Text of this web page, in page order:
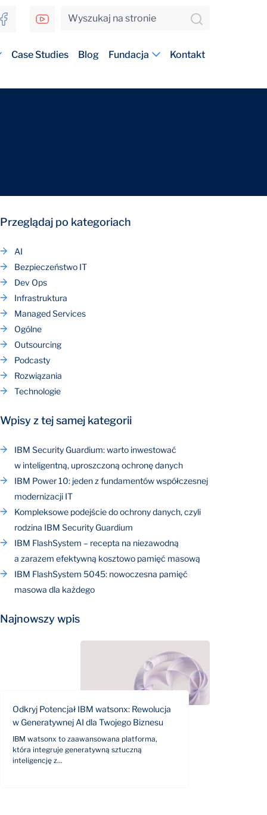
Case Studies Blog Fundacja Kontakt
Przeglądaj po kategoriach
AI
Bezpieczeństwo IT
Dev Ops
Infrastruktura
Managed Services
Ogólne
Outsourcing
Podcasty
Rozwiązania
Technologie
Wpisy z tej samej kategorii
IBM Security Guardium: warto inwestować
w inteligentną, uproszczoną ochronę danych
IBM Power 10: jeden z fundamentów współczesnej
modernizacji IT
Kompleksowe podejście do ochrony danych, czyli
rodzina IBM Security Guardium
IBM FlashSystem – recepta na niezawodną
a zarazem efektywną kosztowo pamięć masową
IBM FlashSystem 5045: nowoczesna pamięć
masowa dla każdego
Najnowszy wpis
Odkryj Potencjał IBM watsonx: Rewolucja
w Generatywnej AI dla Twojego Biznesu
IBM watsonx to zaawansowana platforma,
która integruje generatywną sztuczną
inteligencję z...